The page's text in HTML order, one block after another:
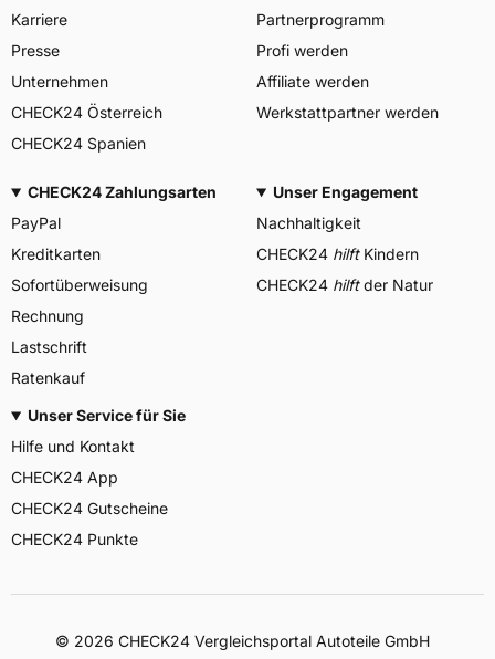
Karriere
Presse
Unternehmen
CHECK24 Österreich
CHECK24 Spanien
Partnerprogramm
Profi werden
Affiliate werden
Werkstattpartner werden
CHECK24 Zahlungsarten
PayPal
Kreditkarten
Sofortüberweisung
Rechnung
Lastschrift
Ratenkauf
Unser Engagement
Nachhaltigkeit
CHECK24 hilftKindern
CHECK24 hilftder Natur
Unser Service für Sie
Hilfe und Kontakt
CHECK24 App
CHECK24 Gutscheine
CHECK24 Punkte
© 2026 CHECK24 Vergleichsportal Autoteile GmbH